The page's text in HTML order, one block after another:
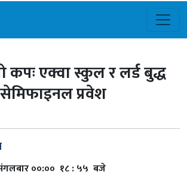
कपः एक्वा स्कुल र लर्ड बुद्ध
सेमिफाइनल प्रवेश
००:०० १८ : ५५ बजे